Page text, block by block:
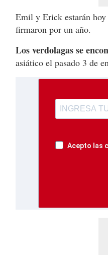
Emil y Erick estarán hoy
firmaron por un año.
Los verdolagas se
asiático el pasado 3 de
Acepto las